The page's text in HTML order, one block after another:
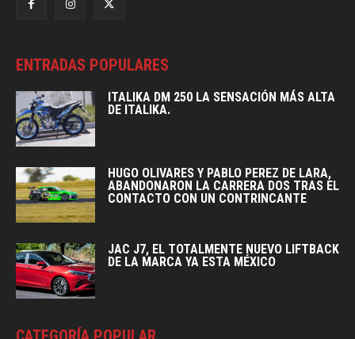
ENTRADAS POPULARES
ITALIKA DM 250 LA SENSACIÓN MÁS ALTA
DE ITALIKA.
HUGO OLIVARES Y PABLO PEREZ DE LARA,
ABANDONARON LA CARRERA DOS TRAS EL
CONTACTO CON UN CONTRINCANTE
JAC J7, EL TOTALMENTE NUEVO LIFTBACK
DE LA MARCA YA ESTA MÉXICO